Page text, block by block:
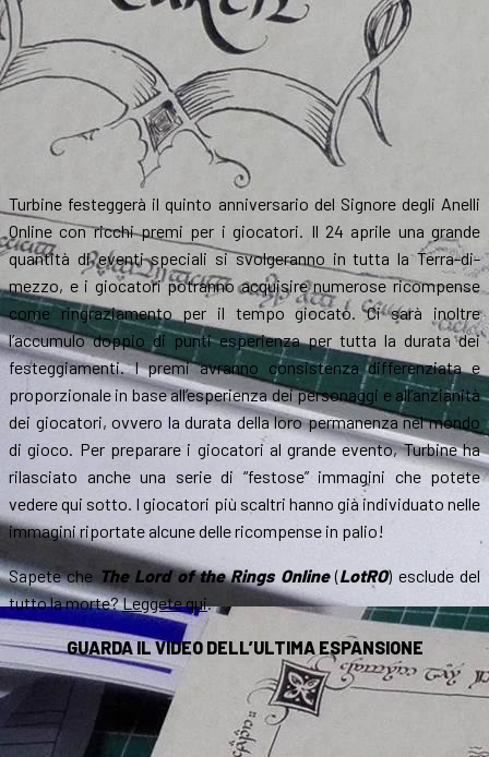
Turbine festeggerà il quinto anniversario del Signore degli Anelli
Online con ricchi premi per i giocatori. Il 24 aprile una grande
quantità di eventi speciali si svolgeranno in tutta la Terra-di-
mezzo, e i giocatori potranno acquisire numerose ricompense
come ringraziamento per il tempo giocato. Ci sarà inoltre
l’accumulo doppio di punti esperienza per tutta la durata dei
festeggiamenti. I premi avranno consistenza differenziata e
proporzionale in base all’esperienza dei personaggi e all’anzianità
dei giocatori, ovvero la durata della loro permanenza nel mondo
di gioco. Per preparare i giocatori al grande evento, Turbine ha
rilasciato anche una serie di “festose” immagini che potete
vedere qui sotto. I giocatori più scaltri hanno già individuato nelle
immagini riportate alcune delle ricompense in palio!
Sapete che The Lord of the Rings Online(LotRO) esclude del
tutto la morte?Leggete qui.
GUARDA IL VIDEO DELL’ULTIMA ESPANSIONE